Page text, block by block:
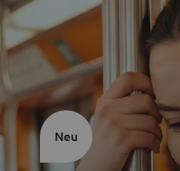
Neu